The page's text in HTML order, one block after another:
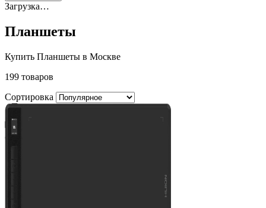
Загрузка…
Планшеты
Купить Планшеты в Москве
199 товаров
Сортировка